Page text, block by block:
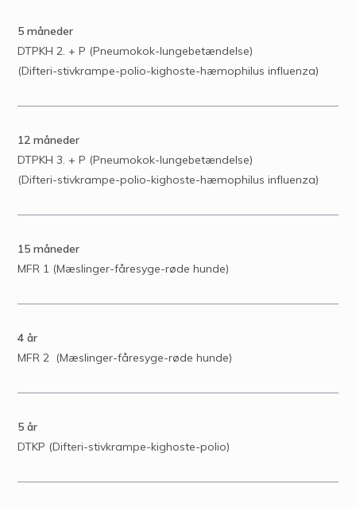
5 måneder
DTPKH 2. + P (Pneumokok-lungebetændelse)
(Difteri-stivkrampe-polio-kighoste-hæmophilus influenza)
12 måneder
DTPKH 3. + P (Pneumokok-lungebetændelse)
(Difteri-stivkrampe-polio-kighoste-hæmophilus influenza)
15 måneder
MFR 1 (Mæslinger-fåresyge-røde hunde)
4 år
MFR 2 (Mæslinger-fåresyge-røde hunde)
5 år
DTKP (Difteri-stivkrampe-kighoste-polio)